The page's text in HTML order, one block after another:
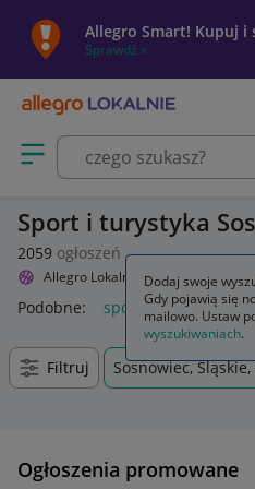
Allegro Smart! Kupuj i
Sprawdź »
Otwórz menu z kategoriami
Sport i turystyka
2059 ogłoszeń
Allegro Lokalnie Sport i
Podobne: sport i turystyka
Filtruj Sosnowiec,
Ogłoszenia promowane
Dodaj swoje
Gdy pojawią się
mailowo. Ustaw
wyszukiwaniach.